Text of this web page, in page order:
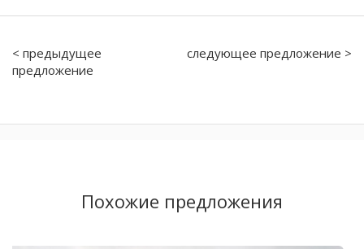
< предыдущее
предложение
следующее предложение >
Похожие предложения